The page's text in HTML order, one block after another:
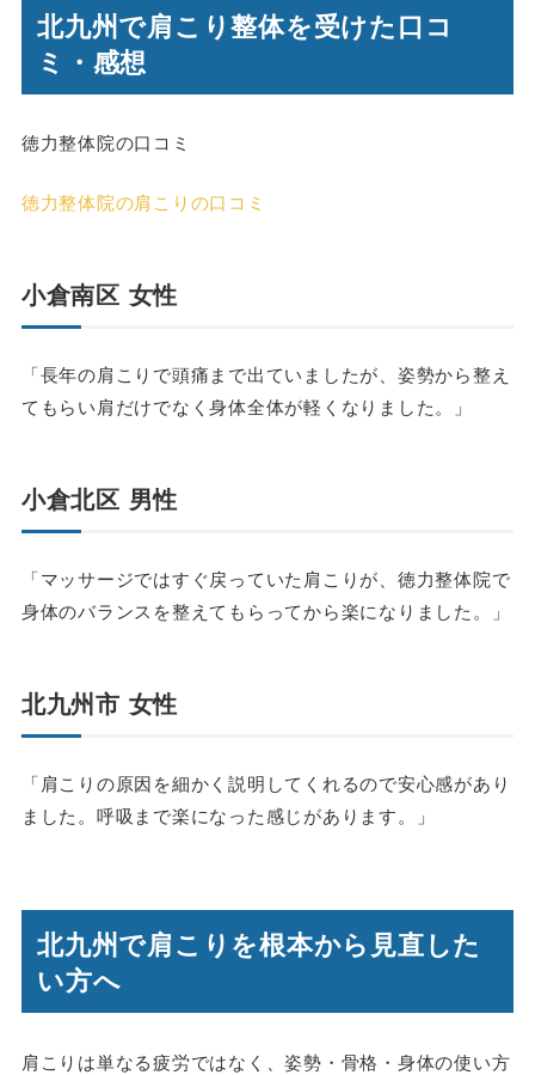
北九州で肩こり整体を受けた口コ
ミ・感想
徳力整体院の口コミ
徳力整体院の肩こりの口コミ
小倉南区 女性
「長年の肩こりで頭痛まで出ていましたが、姿勢から整え
てもらい肩だけでなく身体全体が軽くなりました。」
小倉北区 男性
「マッサージではすぐ戻っていた肩こりが、徳力整体院で
身体のバランスを整えてもらってから楽になりました。」
北九州市 女性
「肩こりの原因を細かく説明してくれるので安心感があり
ました。呼吸まで楽になった感じがあります。」
北九州で肩こりを根本から見直した
い方へ
肩こりは単なる疲労ではなく、姿勢・骨格・身体の使い方